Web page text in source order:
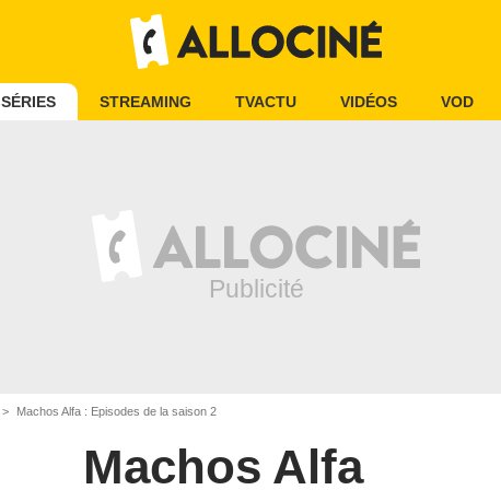
SÉRIES STREAMING TVACTU VIDÉOS VOD
Machos Alfa : Episodes de la saison 2
Machos Alfa